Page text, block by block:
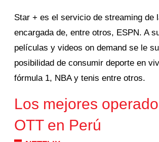
Star + es el servicio de streaming de
encargada de, entre otros, ESPN. A
películas y videos on demand se le
posibilidad de consumir deporte en
fórmula 1, NBA y tenis entre otros.
Los mejores
OTT en Perú